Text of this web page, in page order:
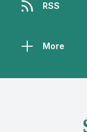
RSS
More